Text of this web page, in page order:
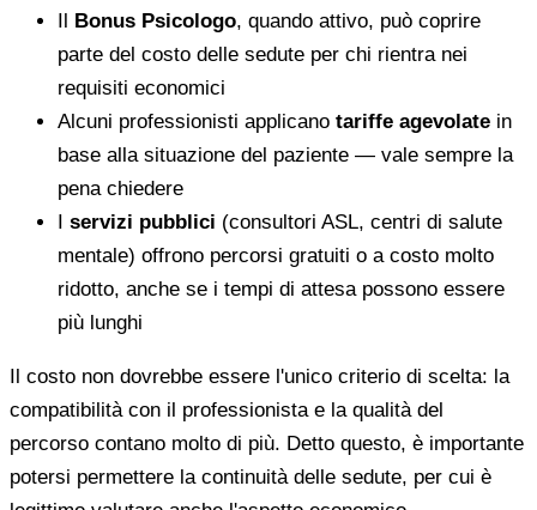
Il Bonus Psicologo, quando attivo, può coprire
parte del costo delle sedute per chi rientra nei
requisiti economici
Alcuni professionisti applicano tariffe agevolate in
base alla situazione del paziente — vale sempre la
pena chiedere
I servizi pubblici (consultori ASL, centri di salute
mentale) offrono percorsi gratuiti o a costo molto
ridotto, anche se i tempi di attesa possono essere
più lunghi
Il costo non dovrebbe essere l'unico criterio di scelta: la
compatibilità con il professionista e la qualità del
percorso contano molto di più. Detto questo, è importante
potersi permettere la continuità delle sedute, per cui è